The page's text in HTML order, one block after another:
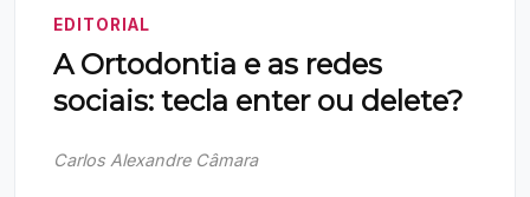
EDITORIAL
A Ortodontia e as redes
sociais: tecla enter ou delete?
Carlos Alexandre Câmara